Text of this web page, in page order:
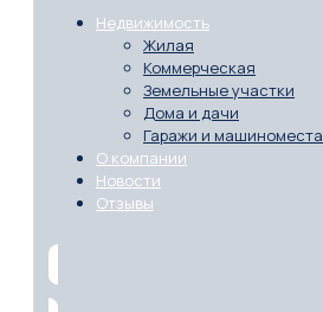
Недвижимость
Жилая
Коммерческая
Земельные участки
Дома и дачи
Гаражи и машиноместа
О компании
Новости
Отзывы